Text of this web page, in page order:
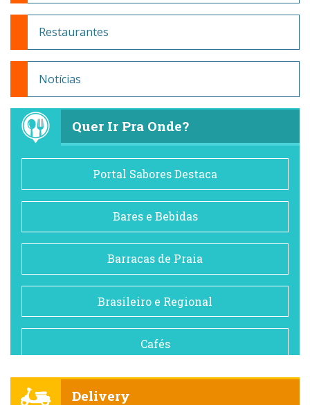
Restaurantes
Notícias
Quer Ir Pra Onde?
Portal Sabores Destaca
Bares e Bebidas
Barracas de Praia
Brasileiro e Regional
Cafés
Delivery